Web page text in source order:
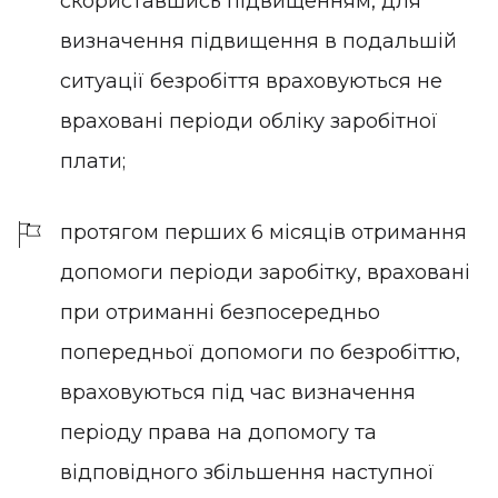
визначення підвищення в подальшій
ситуації безробіття враховуються не
враховані періоди обліку заробітної
плати;
протягом перших 6 місяців отримання
допомоги періоди заробітку, враховані
при отриманні безпосередньо
попередньої допомоги по безробіттю,
враховуються під час визначення
періоду права на допомогу та
відповідного збільшення наступної